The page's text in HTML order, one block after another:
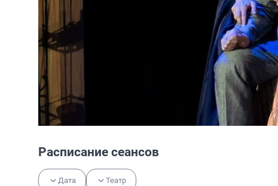
Расписание сеансов
Дата Театр